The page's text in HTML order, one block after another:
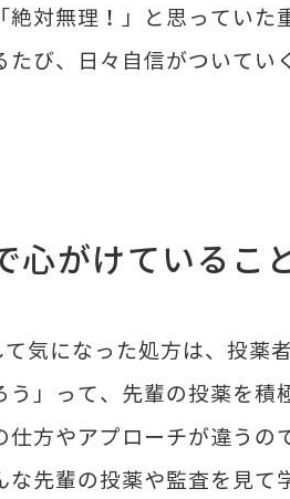
絶対無理！」と思ってい
び、日々自信がついてい
がけているこ
気になった処方は、投薬
う」って、先輩の投薬を
仕方やアプローチが違う
先輩の投薬や監査を見て